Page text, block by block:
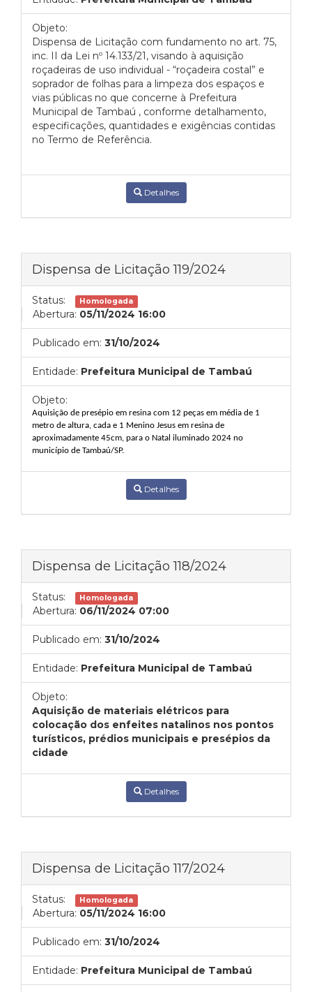
Objeto:
Dispensa de Licitação com fundamento no art. 75,
inc. II da Lei nº 14.133/21, visando à aquisição
roçadeiras de uso individual - “roçadeira costal” e
soprador de folhas para a limpeza dos espaços e
vias públicas no que concerne à Prefeitura
Municipal de Tambaú , conforme detalhamento,
especificações, quantidades e exigências contidas
no Termo de Referência.
Detalhes
Dispensa de Licitação 119/2024
Status: Homologada
Abertura: 05/11/2024 16:00
Publicado em: 31/10/2024
Entidade: Prefeitura Municipal de Tambaú
Objeto:
Aquisição de presépio em resina com 12 peças em média de 1
metro de altura, cada e 1 Menino Jesus em resina de
aproximadamente 45cm, para o Natal iluminado 2024 no
município de Tambaú/SP.
Detalhes
Dispensa de Licitação 118/2024
Status: Homologada
Abertura: 06/11/2024 07:00
Publicado em: 31/10/2024
Entidade: Prefeitura Municipal de Tambaú
Objeto:
Aquisição de materiais elétricos para
colocação dos enfeites natalinos nos pontos
turísticos, prédios municipais e presépios da
cidade
Detalhes
Dispensa de Licitação 117/2024
Status: Homologada
Abertura: 05/11/2024 16:00
Publicado em: 31/10/2024
Entidade: Prefeitura Municipal de Tambaú